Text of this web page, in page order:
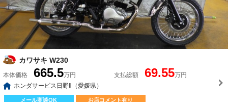
カワサキ W230
本体価格 665.5万円 支払総額 69.55万円
ホンダサービス日野Ⅱ（愛媛県）
メール商談OK お店コメント有り